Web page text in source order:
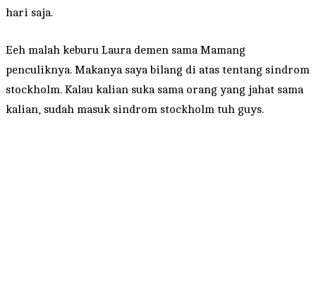
hari saja.
Eeh malah keburu Laura demen sama Mamang
penculiknya. Makanya saya bilang di atas tentang sindrom
stockholm. Kalau kalian suka sama orang yang jahat sama
kalian, sudah masuk sindrom stockholm tuh guys.